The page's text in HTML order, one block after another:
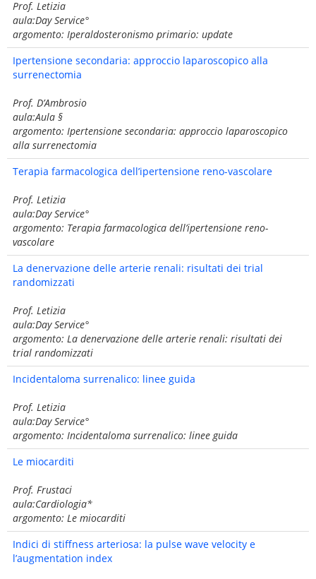
Prof. Letizia
aula:Day Service°
argomento: Iperaldosteronismo primario: update
Ipertensione secondaria: approccio laparoscopico alla
surrenectomia
Prof. D’Ambrosio
aula:Aula §
argomento: Ipertensione secondaria: approccio laparoscopico
alla surrenectomia
Terapia farmacologica dell’ipertensione reno-vascolare
Prof. Letizia
aula:Day Service°
argomento: Terapia farmacologica dell’ipertensione reno-
vascolare
La denervazione delle arterie renali: risultati dei trial
randomizzati
Prof. Letizia
aula:Day Service°
argomento: La denervazione delle arterie renali: risultati dei
trial randomizzati
Incidentaloma surrenalico: linee guida
Prof. Letizia
aula:Day Service°
argomento: Incidentaloma surrenalico: linee guida
Le miocarditi
Prof. Frustaci
aula:Cardiologia*
argomento: Le miocarditi
Indici di stiffness arteriosa: la pulse wave velocity e
l’augmentation index